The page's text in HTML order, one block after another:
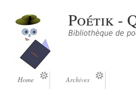
Poétik -
Bibliothèque de
Home Archives